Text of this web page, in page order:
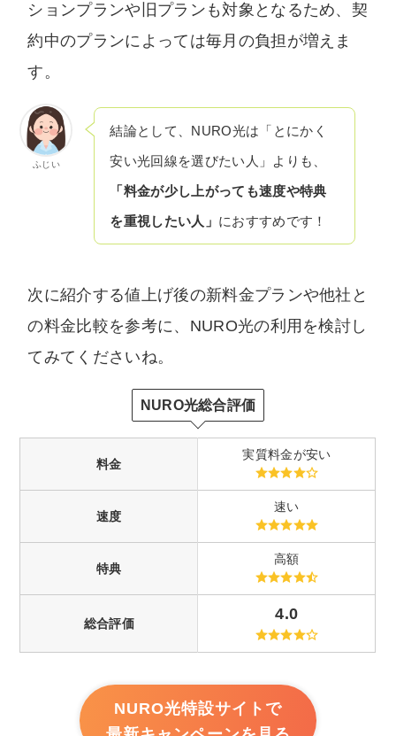
ションプランや旧プランも対象となるため、契
約中のプランによっては毎月の負担が増えま
す。
ふじい
結論として、NURO光は「とにかく
安い光回線を選びたい人」よりも、
「料金が少し上がっても速度や特典
を重視したい人」 におすすめです！
次に紹介する値上げ後の新料金プランや他社と
の料金比較を参考に、NURO光の利用を検討し
てみてくださいね。
NURO光総合評価
料金
実質料金が安い
速度
速い
特典
高額
総合評価
4.0
NURO光特設サイトで